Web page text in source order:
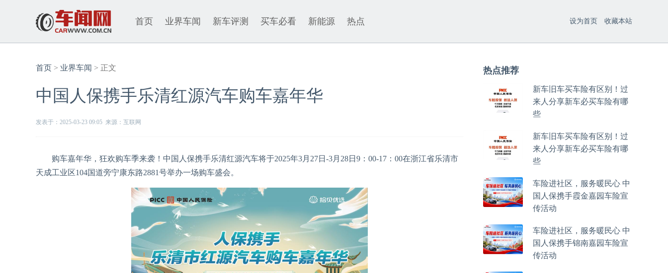
首页 业界车闻 新车评测 买车必看 新能源 热点 设为首页 收藏本站
首页 > 业界车闻 > 正文
中国人保携手乐清红源汽车购车嘉年华
发表于：2025-03-23 09:05 来源：互联网
购车嘉年华，狂欢购车季来袭！中国人保携手乐清红源汽车将于2025年3月27日-3月28日9：00-17：00在浙江省乐清市
天成工业区104国道旁宁康东路2881号举办一场购车盛会。
热点推荐
新车旧车买车险有区别！过
来人分享新车必买车险有哪
些
新车旧车买车险有区别！过
来人分享新车必买车险有哪
些
车险进社区，服务暖民心 中
国人保携手霞金嘉园车险宣
传活动
车险进社区，服务暖民心 中
国人保携手锦南嘉园车险宣
传活动